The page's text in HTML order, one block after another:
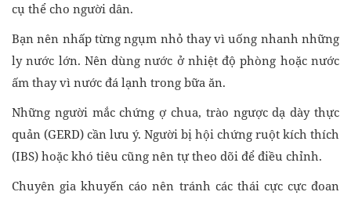
cụ thể cho người dân.
Bạn nên nhấp từng ngụm nhỏ thay vì uống nhanh những
ly nước lớn. Nên dùng nước ở nhiệt độ phòng hoặc nước
ấm thay vì nước đá lạnh trong bữa ăn.
Những người mắc chứng ợ chua, trào ngược dạ dày thực
quản (GERD) cần lưu ý. Người bị hội chứng ruột kích thích
(IBS) hoặc khó tiêu cũng nên tự theo dõi để điều chỉnh.
Chuyên gia khuyến cáo nên tránh các thái cực cực đoan